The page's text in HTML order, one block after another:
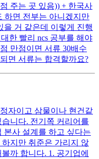
주는 곳 있음)) + 한국사
하면 전부는 아니겠지만
을 거 같은데 이렇게 진행
한 빨리 ncs 공부를 해야
만점이면 서류 30배수
면 서류는 합격할까요?
자이고 삼물이나 현건같
니다. 전기쪽 커리어를
본사 설계를 하고 싶다는
지만 취준은 가리지 않
까 합니다. 1. 공기업에